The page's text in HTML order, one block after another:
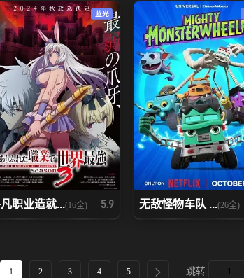
蓝光
职业造就...(16全) 5.9 无敌怪物车队 ...(26全)
1 2 3 4 5 跳转